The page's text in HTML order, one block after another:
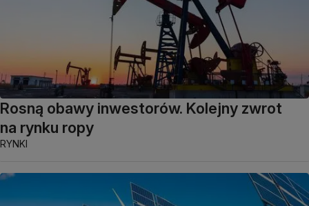
Rosną obawy inwestorów. Kolejny zwrot
na rynku ropy
RYNKI